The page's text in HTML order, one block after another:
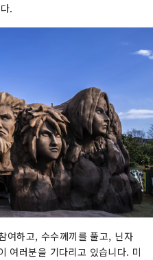
.
여하고, 수수께끼를 풀고, 닌자
여러분을 기다리고 있습니다. 미